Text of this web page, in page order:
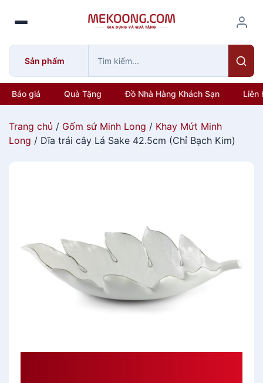
o
Sản phẩm
Báo giá Quà Tặng Đồ Nhà Hàng Khách Sạn Liên
Trang chủ / Gốm sứ Minh Long / Khay Mứt Minh
Long / Dĩa trái cây Lá Sake 42.5cm (Chỉ Bạch Kim)